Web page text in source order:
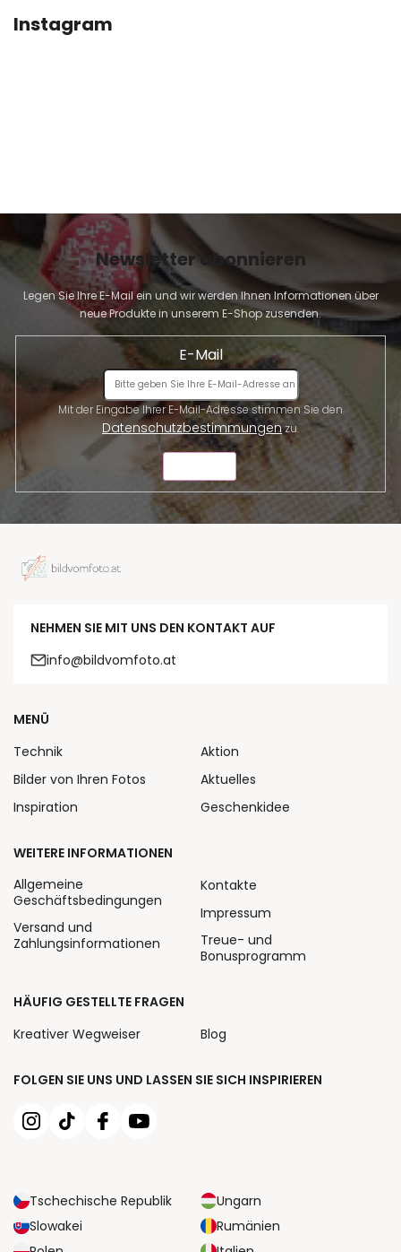
Instagram
Newsletter abonnieren
Legen Sie Ihre E-Mail ein und wir werden Ihnen Informationen über
neue Produkte in unserem E-Shop zusenden.
E-Mail
Datenschutzbestimmungenzu.
NEHMEN SIE MIT UNS DEN KONTAKT AUF
info@bildvomfoto.at
FOLGEN SIE UNS UND LASSEN SIE SICH INSPIRIEREN
Tschechische Republik
Ungarn
Slowakei
Rumänien
MENÜ
Technik
Bilder von Ihren Fotos
Inspiration
Aktion
Aktuelles
Geschenkidee
WEITERE INFORMATIONEN
Allgemeine
Geschäftsbedingungen
Versand und
Zahlungsinformationen
Kontakte
Impressum
Treue- und
Bonusprogramm
HÄUFIG GESTELLTE FRAGEN
Kreativer Wegweiser
Blog